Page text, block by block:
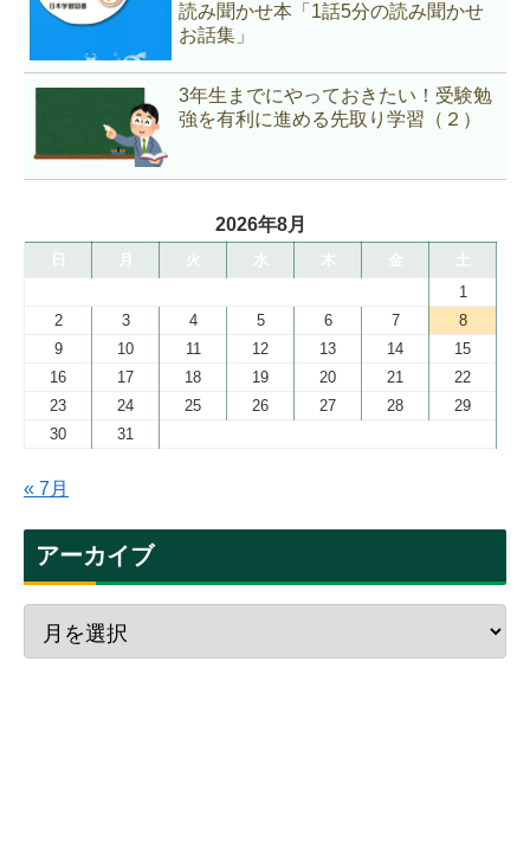
読み聞かせ本「1話5分の読み聞かせ
お話集」
3年生までにやっておきたい！受験勉
強を有利に進める先取り学習（２）
2026年8月
日 月 火 水 木 金
土
1
2
3 4 5 6 7
8
9
10 11 12 13 14
15
16
17 18 19 20 21
22
23
24 25 26 27 28
29
30
31
« 7月
アーカイブ